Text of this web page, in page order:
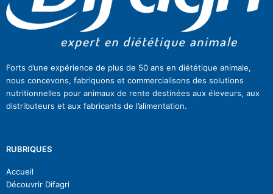
Forts d’une expérience de plus de 50 ans en diététique animale,
nous concevons, fabriquons et commercialisons des solutions
nutritionnelles pour animaux de rente destinées aux éleveurs, aux
distributeurs et aux fabricants de l’alimentation.
RUBRIQUES
Accueil
Découvrir Difagri